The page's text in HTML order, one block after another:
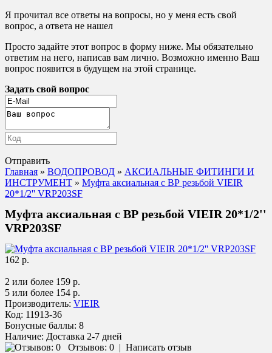
Я прочитал все ответы на вопросы, но у меня есть свой
вопрос, а ответа не нашел
Просто задайте этот вопрос в форму ниже. Мы обязательно
ответим на него, написав вам лично. Возможно именно Ваш
вопрос появится в будущем на этой странице.
Задать свой вопрос
Отправить
Главная » ВОДОПРОВОД » АКСИАЛЬНЫЕ ФИТИНГИ И
ИНСТРУМЕНТ » Муфта аксиальная с ВР резьбой VIEIR
20*1/2'' VRP203SF
Муфта аксиальная с ВР резьбой VIEIR 20*1/2''
VRP203SF
162 р.
2 или более 159 р.
5 или более 154 р.
Производитель: VIEIR
Код: 11913-36
Бонусные баллы: 8
Наличие: Доставка 2-7 дней
Отзывов: 0 | Написать отзыв